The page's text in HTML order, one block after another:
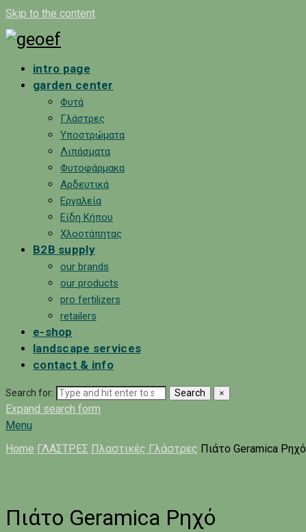
Skip to the content
intro page
garden center
Φυτά
Γλάστρες
Υποστρώματα
Λιπάσματα
Φυτοφάρμακα
Αρδευτικά
Εργαλεία
Είδη Κήπου
Χλοοτάπητας
B2B supply
our brands
our products
pro fertilizers
retailers
e-shop
landscape services
contact & info
Search for: Search ×
Expand search form
Menu
Home ΓΛΑΣΤΡΕΣ Πλαστικές Γλάστρες Πιάτο Geramica Ρηχό
Πιάτο Geramica Ρηχό